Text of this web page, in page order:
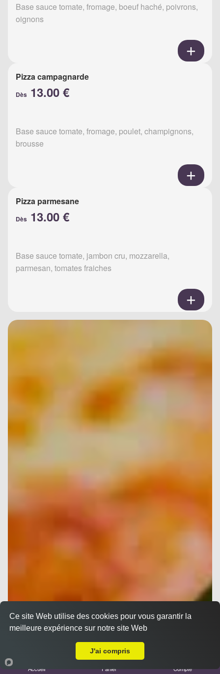
Base sauce tomate, fromage, boeuf haché, poivrons,
oignons
Pizza campagnarde
Dès 13.00 €
Base sauce tomate, fromage, poulet, champignons,
brousse
Pizza parmesane
Dès 13.00 €
Base sauce tomate, jambon cru, mozzarella,
parmesan, tomates fraiches
Accueil Panier Compte
Ce site Web utilise des cookies pour vous garantir la
meilleure expérience sur notre site Web
J'ai compris